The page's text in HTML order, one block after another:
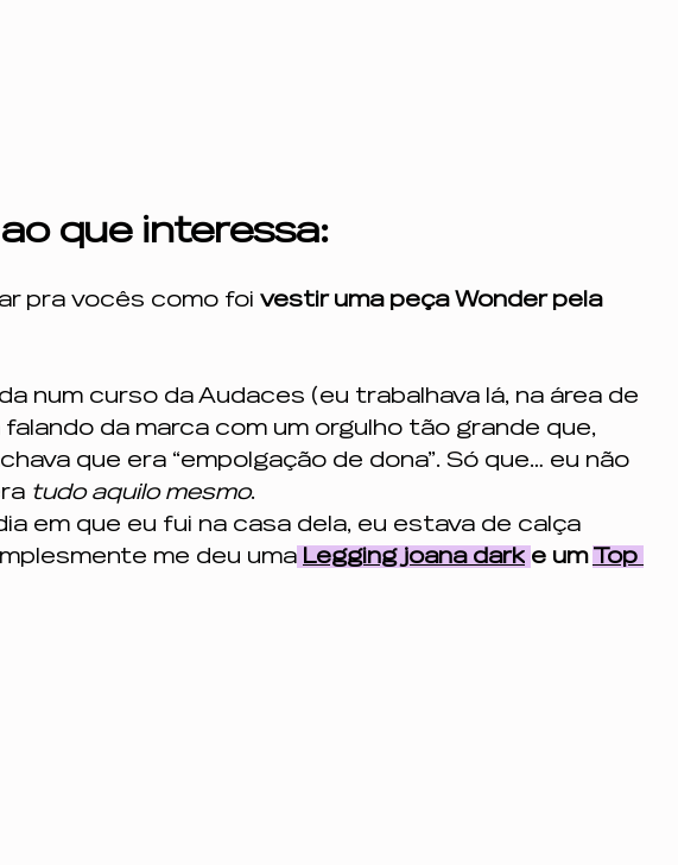
que interessa:
pra vocês como foi vestir uma peça Wonder pela
num curso da Audaces (eu trabalhava lá, na área de
da marca com um orgulho tão grande que,
que era “empolgação de dona”. Só que… eu não
tudo aquilo mesmo.
em que eu fui na casa dela, eu estava de calça
me deu uma Legging joana dark e um Top